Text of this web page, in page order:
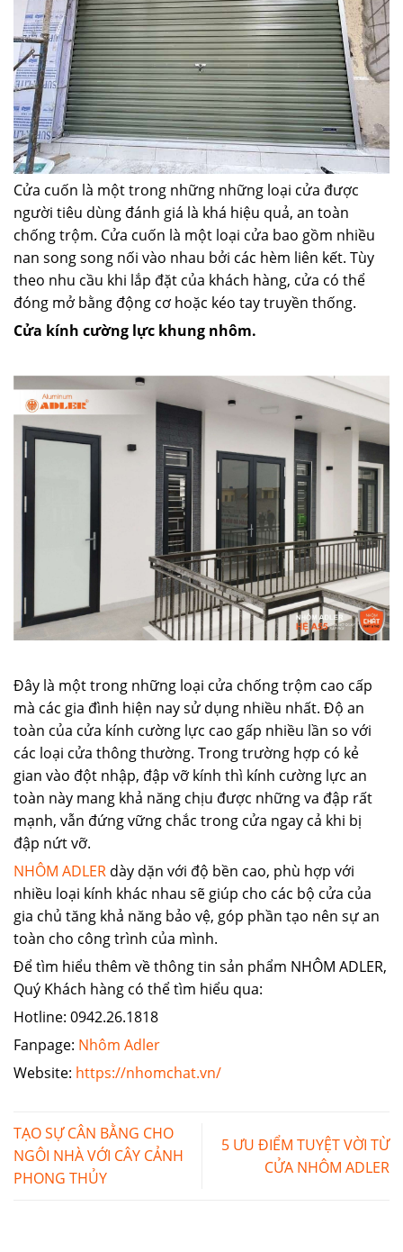
Cửa cuốn là một trong những những loại cửa được
người tiêu dùng đánh giá là khá hiệu quả, an toàn
chống trộm. Cửa cuốn là một loại cửa bao gồm nhiều
nan song song nối vào nhau bởi các hèm liên kết. Tùy
theo nhu cầu khi lắp đặt của khách hàng, cửa có thể
đóng mở bằng động cơ hoặc kéo tay truyền thống.
Cửa kính cường lực khung nhôm.
Đây là một trong những loại cửa chống trộm cao cấp
mà các gia đình hiện nay sử dụng nhiều nhất. Độ an
toàn của cửa kính cường lực cao gấp nhiều lần so với
các loại cửa thông thường. Trong trường hợp có kẻ
gian vào đột nhập, đập vỡ kính thì kính cường lực an
toàn này mang khả năng chịu được những va đập rất
mạnh, vẫn đứng vững chắc trong cửa ngay cả khi bị
đập nứt vỡ.
NHÔM ADLER dày dặn với độ bền cao, phù hợp với
nhiều loại kính khác nhau sẽ giúp cho các bộ cửa của
gia chủ tăng khả năng bảo vệ, góp phần tạo nên sự an
toàn cho công trình của mình.
Để tìm hiểu thêm về thông tin sản phẩm NHÔM ADLER,
Quý Khách hàng có thể tìm hiểu qua:
Hotline: 0942.26.1818
Fanpage: Nhôm Adler
Website: https://nhomchat.vn/
TẠO SỰ CÂN BẰNG CHO
NGÔI NHÀ VỚI CÂY CẢNH
PHONG THỦY
5 ƯU ĐIỂM TUYỆT VỜI TỪ
CỬA NHÔM ADLER